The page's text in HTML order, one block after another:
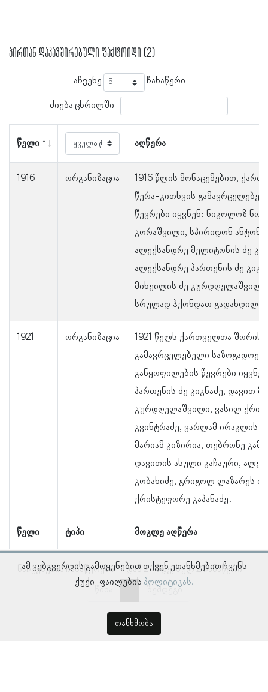
პირთან დაკავშირებული ფაქტოიდი (2)
აჩვენე ჩანაწერი
ძიება ცხრილში:
წელი აღწერა
წელი ტიპი მოკლე აღწერა
1916 ორგანიზაცია
1916 წლის მონაცემებით,
წერა-კითხვის
წევრები იყვნენ: ნიკოლოზ
კორაშვილი, სპირიდონ
ალექსანდრე მელიტონის ძე
ალექსანდრე პართენის ძე
მიხეილის ძე
სრულად ჰქონდათ გადახდილი.
1921 ორგანიზაცია
1921 წელს ქართველთა შორის
გამავრცელებელი
განყოფილების წევრები
პართენის ძე კიკნაძე, დავით
კურდღელაშვილი, ვასილ
კვინტრაძე, ვარლამ ირაკლის
მარიამ კიზირია, თებრონე
დავითის ასული კაჩაური,
კობახიძე, გრიგოლ ლაზარეს
ქრისტეფორე კაპანაძე.
ნაჩვენებია ჩანაწერები 1–დან 2–მდე, სულ 2 ჩანაწერი
წინა
შემდეგი
ამ ვებგვერდის გამოყენებით თქვენ ეთანხმებით ჩვენს
ქუქი-ფაილების პოლიტიკას.
თანხმობა